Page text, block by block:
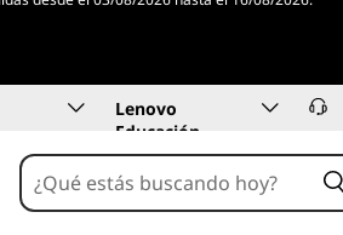
Lenovo
Educación